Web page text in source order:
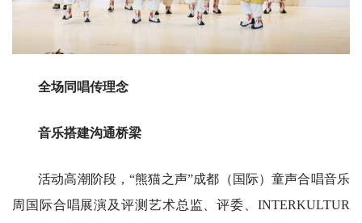
全场同唱传理念
音乐搭建沟通桥梁
活动高潮阶段，“熊猫之声”成都（国际）童声合唱音乐
周国际合唱展演及评测艺术总监、评委、INTERKULTUR